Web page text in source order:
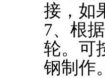
接，如
7、根
轮。可
钢制作